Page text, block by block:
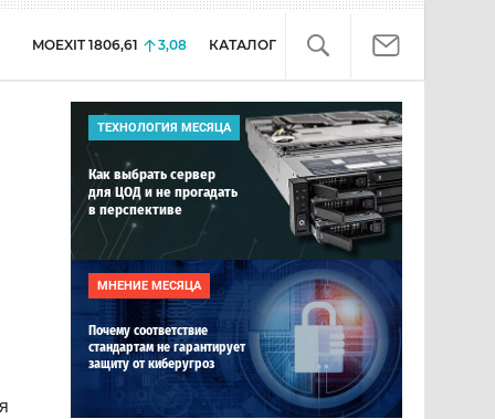
MOEXIT 1806,61 3,08 КАТАЛОГ
ТЕХНОЛОГИЯ МЕСЯЦА
Как выбрать сервер
для ЦОД и не прогадать
в перспективе
МНЕНИЕ МЕСЯЦА
Почему соответствие
стандартам не гарантирует
защиту от киберугроз